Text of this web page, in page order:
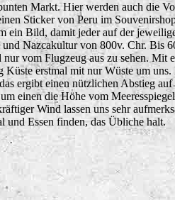
Markt. Hier werden auch die
Sticker von Peru im
Bild, damit jeder auf der
Nazcakultur von 800v. Chr. Bis
vom Flugzeug aus zu sehen. Mit
erstmal mit nur Wüste um
ergibt einen nützlichen Abstieg
einen die Höhe vom
Wind lassen uns sehr
und Essen finden, das Übliche halt.